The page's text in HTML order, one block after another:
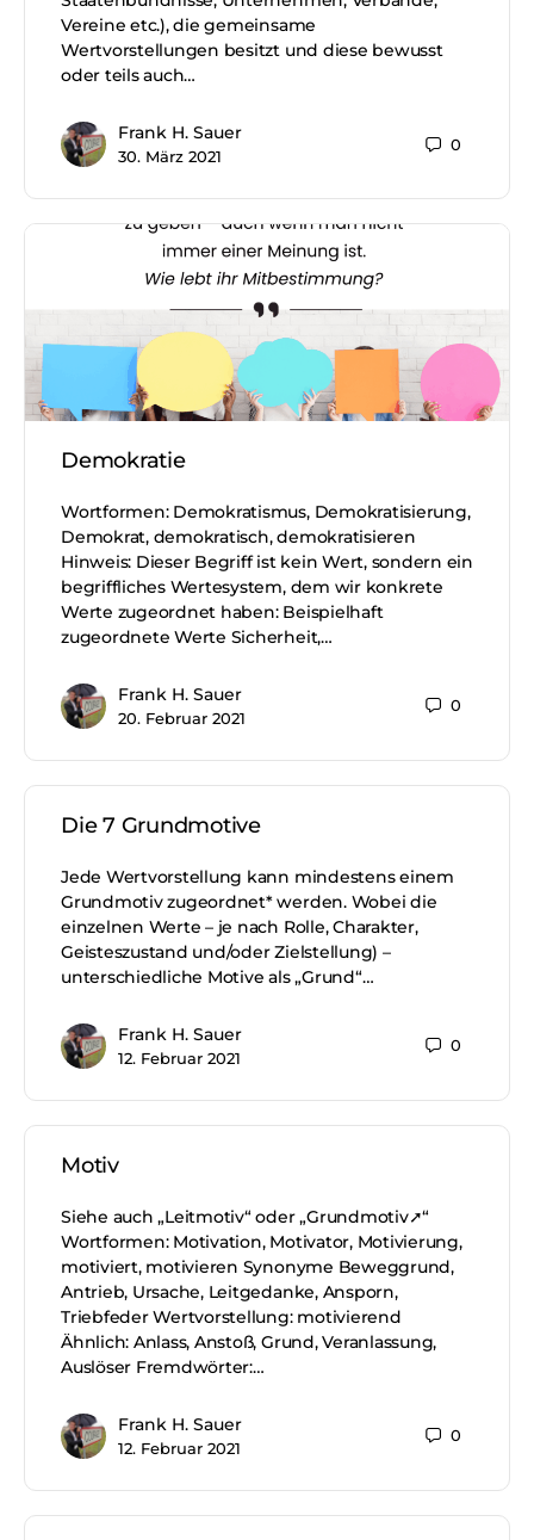
Vereine etc.), die gemeinsame
Wertvorstellungen besitzt und diese bewusst
oder teils auch…
Frank H. Sauer
30. März 2021
0
Demokratie
Wortformen: Demokratismus, Demokratisierung,
Demokrat, demokratisch, demokratisieren
Hinweis: Dieser Begriff ist kein Wert, sondern ein
begriffliches Wertesystem, dem wir konkrete
Werte zugeordnet haben: Beispielhaft
zugeordnete Werte Sicherheit,…
Frank H. Sauer
20. Februar 2021
0
Die 7 Grundmotive
Jede Wertvorstellung kann mindestens einem
Grundmotiv zugeordnet* werden. Wobei die
einzelnen Werte – je nach Rolle, Charakter,
Geisteszustand und/oder Zielstellung) –
unterschiedliche Motive als „Grund“…
Frank H. Sauer
12. Februar 2021
0
Motiv
Siehe auch „Leitmotiv“ oder „Grundmotiv➚“
Wortformen: Motivation, Motivator, Motivierung,
motiviert, motivieren Synonyme Beweggrund,
Antrieb, Ursache, Leitgedanke, Ansporn,
Triebfeder Wertvorstellung: motivierend
Ähnlich: Anlass, Anstoß, Grund, Veranlassung,
Auslöser Fremdwörter:…
Frank H. Sauer
12. Februar 2021
0